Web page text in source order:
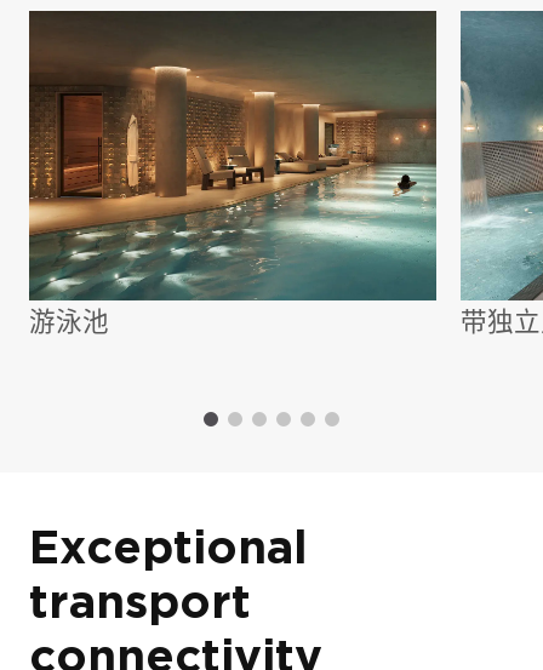
游泳池 带独
Exceptional
transport
connectivity
外观 (5)